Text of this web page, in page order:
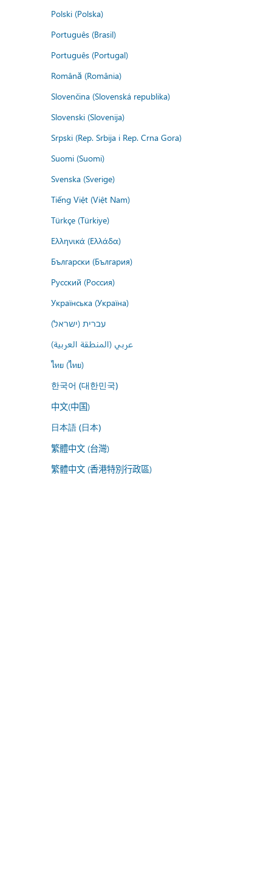
Polski (Polska)
Português (Brasil)
Português (Portugal)
Română (România)
Slovenčina (Slovenská republika)
Slovenski (Slovenija)
Srpski (Rep. Srbija i Rep. Crna Gora)
Suomi (Suomi)
Svenska (Sverige)
Tiếng Việt (Việt Nam)
Türkçe (Türkiye)
Ελληνικά (Ελλάδα)
Български (България)
Русский (Россия)
Українська (Україна)
עברית (ישראל)
عربي (المنطقة العربية)
ไทย (ไทย)
한국어 (대한민국)
中文(中国)
日本語 (日本)
繁體中文 (台灣)
繁體中文 (香港特別行政區)